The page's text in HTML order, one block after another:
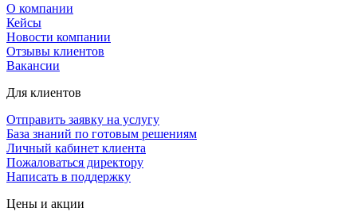
О компании
Кейсы
Новости компании
Отзывы клиентов
Вакансии
Для клиентов
Отправить заявку на услугу
База знаний по готовым решениям
Личный кабинет клиента
Пожаловаться директору
Написать в поддержку
Цены и акции